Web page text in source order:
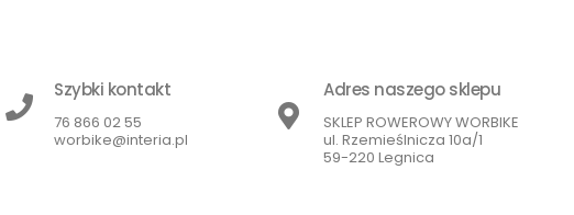
Szybki kontakt
76 866 02 55
worbike@interia.pl
Adres naszego sklepu
SKLEP ROWEROWY WORBIKE
ul. Rzemieślnicza 10a/1
59-220 Legnica